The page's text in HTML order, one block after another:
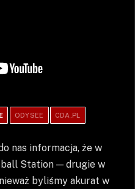
ODYSEE CDA.PL
nas informacja, że w
Station — drugie w
byliśmy akurat w